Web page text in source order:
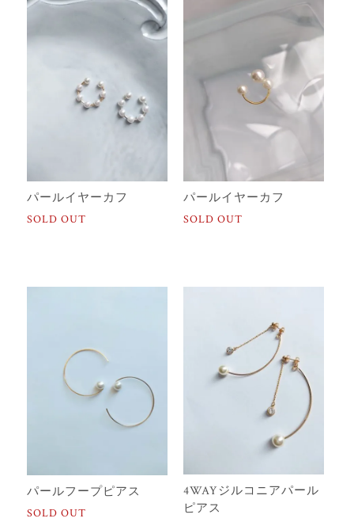
パールイヤーカフ
SOLD OUT
パールイヤーカフ
SOLD OUT
パールフープピアス
SOLD OUT
4WAYジルコニアパール
ピアス